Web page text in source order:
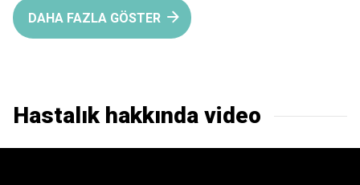
DAHA FAZLA GÖSTER
Hastalık hakkında video